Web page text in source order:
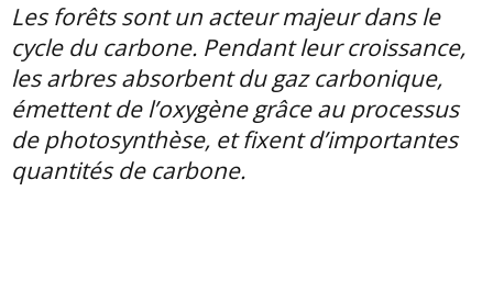
Lesforêts sontun acteur majeur dansle
cycle du carbone. Pendantleur croissance,
lesarbresabsorbent dugaz carbonique,
émettentde l’oxygène grâceau processus
de photosynthèse, etfixent d’importantes
quantitésde carbone.